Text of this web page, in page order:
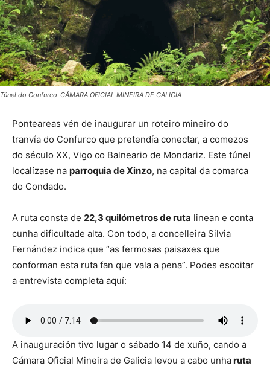
Túnel do Confurco-CÁMARA OFICIAL MINEIRA DE GALICIA
Ponteareas vén de inaugurar un roteiro mineiro do
tranvía do Confurco que pretendía conectar, a comezos
do século XX, Vigo co Balneario de Mondariz. Este túnel
localízase na parroquia de Xinzo, na capital da comarca
do Condado.
A ruta consta de 22,3 quilómetros de ruta linean e conta
cunha dificultade alta. Con todo, a concelleira Silvia
Fernández indica que “as fermosas paisaxes que
conforman esta ruta fan que vala a pena”. Podes escoitar
a entrevista completa aquí:
A inauguración tivo lugar o sábado 14 de xuño, cando a
Cámara Oficial Mineira de Galicia levou a cabo unharuta